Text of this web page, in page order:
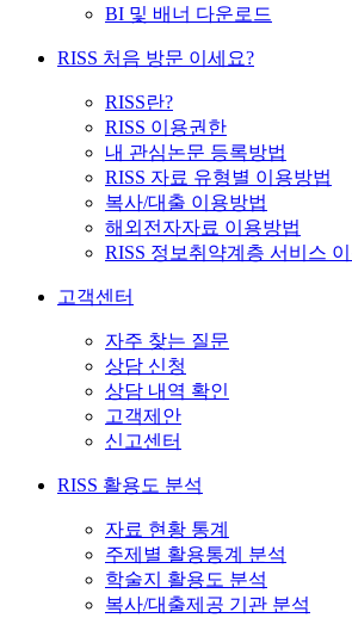
BI 및 배너 다운로드
RISS 처음 방문 이세요?
RISS란?
RISS 이용권한
내 관심논문 등록방법
RISS 자료 유형별 이용방법
복사/대출 이용방법
해외전자자료 이용방법
RISS 정보취약계층 서비스
고객센터
자주 찾는 질문
상담 신청
상담 내역 확인
고객제안
신고센터
RISS 활용도 분석
자료 현황 통계
주제별 활용통계 분석
학술지 활용도 분석
복사/대출제공 기관 분석